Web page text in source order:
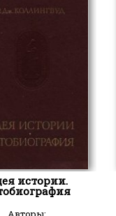
истории.